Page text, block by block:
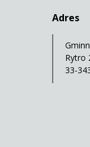
Adres
Rytro
33-